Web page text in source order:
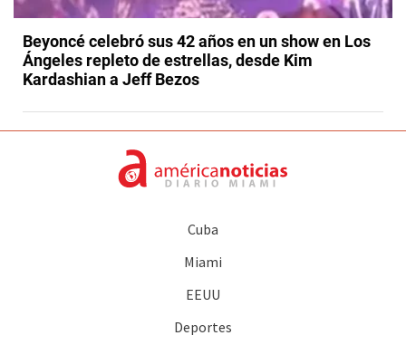
Beyoncé celebró sus 42 años en un show en Los
Ángeles repleto de estrellas, desde Kim
Kardashian a Jeff Bezos
Cuba
Miami
EEUU
Deportes